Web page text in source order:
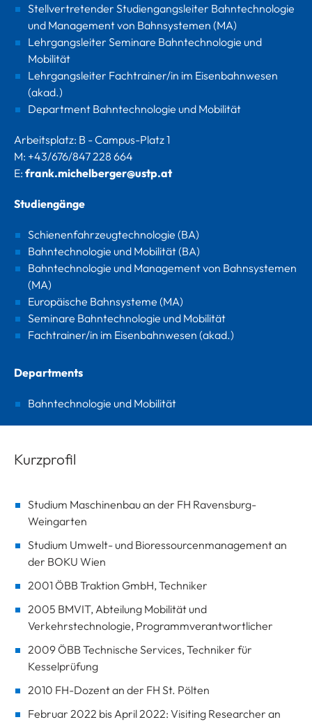
Stellvertretender Studiengangsleiter Bahntechnologie
und Management von Bahnsystemen (MA)
Lehrgangsleiter Seminare Bahntechnologie und
Mobilität
Lehrgangsleiter Fachtrainer/in im Eisenbahnwesen
(akad.)
Department Bahntechnologie und Mobilität
Arbeitsplatz: B - Campus-Platz 1
M: +43/676/847 228 664
E: frank.michelberger@ustp.at
Studiengänge
Schienenfahrzeugtechnologie (BA)
Bahntechnologie und Mobilität (BA)
Bahntechnologie und Management von Bahnsystemen
(MA)
Europäische Bahnsysteme (MA)
Seminare Bahntechnologie und Mobilität
Fachtrainer/in im Eisenbahnwesen (akad.)
Departments
Bahntechnologie und Mobilität
Kurzprofil
Studium Maschinenbau an der FH Ravensburg-
Weingarten
Studium Umwelt- und Bioressourcenmanagement an
der BOKU Wien
2001 ÖBB Traktion GmbH, Techniker
2005 BMVIT, Abteilung Mobilität und
Verkehrstechnologie, Programmverantwortlicher
2009 ÖBB Technische Services, Techniker für
Kesselprüfung
2010 FH-Dozent an der FH St. Pölten
Februar 2022 bis April 2022: Visiting Researcher an